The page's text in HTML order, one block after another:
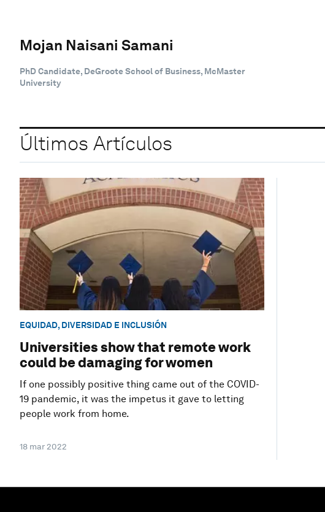
Mojan Naisani Samani
PhD Candidate, DeGroote School of Business, McMaster
University
Últimos Artículos
EQUIDAD, DIVERSIDAD E INCLUSIÓN
Universities show that remote work
could be damaging for women
If one possibly positive thing came out of the COVID-
19 pandemic, it was the impetus it gave to letting
people work from home.
18 mar 2022